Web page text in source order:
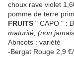
choux rave violet
pomme de terre
FRUITS " CAPO " :
maturité, (non
Abricots : variété
-Bergat Rouge 2,9